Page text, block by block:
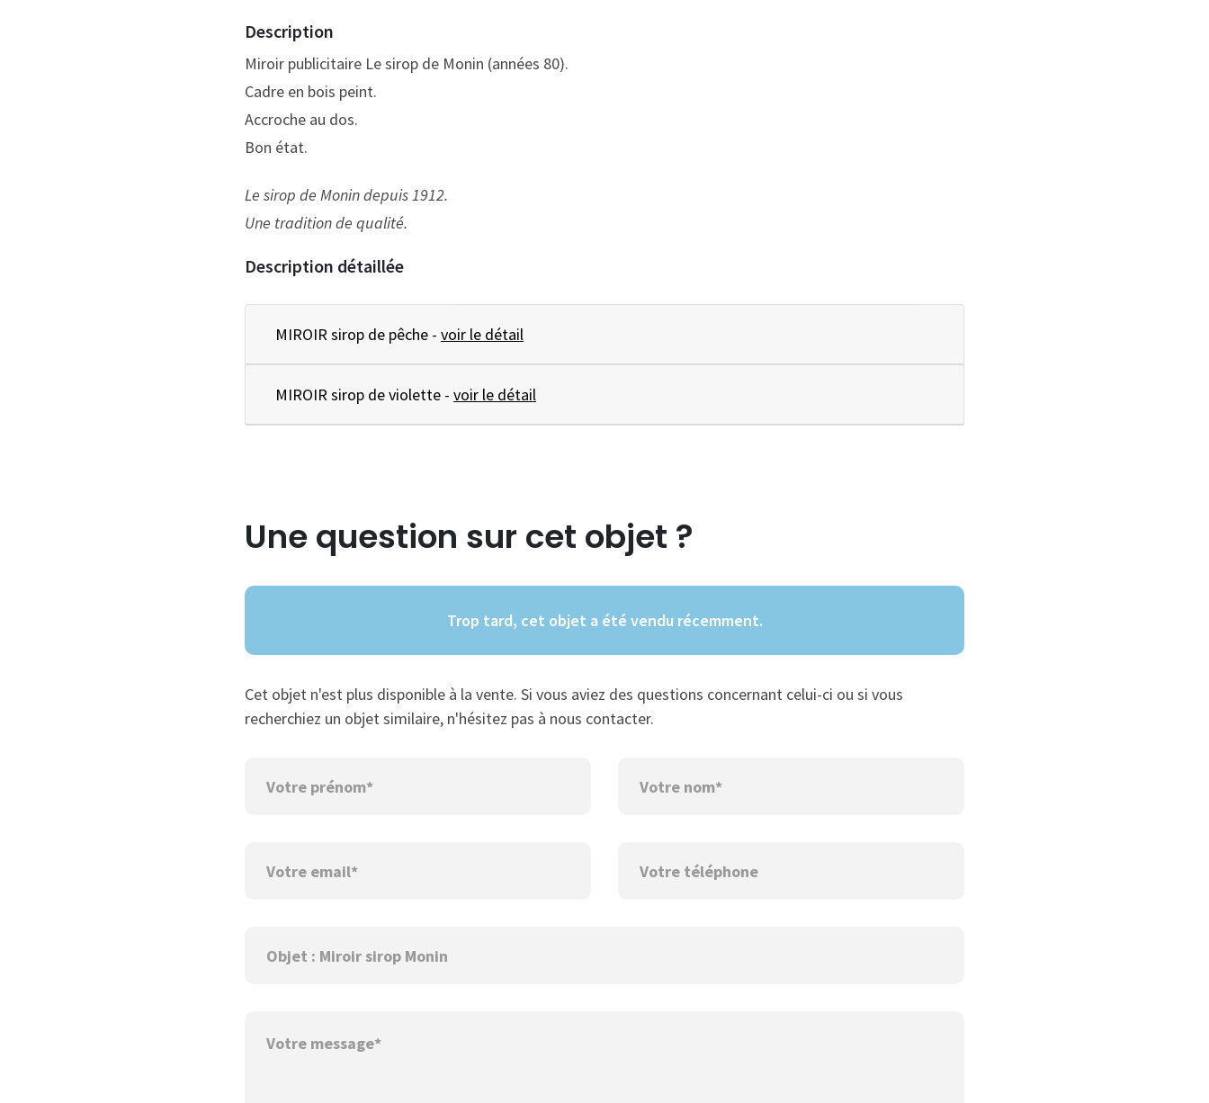
Description
Miroir publicitaire Le sirop de Monin (années 80).
Cadre en bois peint.
Accroche au dos.
Bon état.
Le sirop de Monin depuis 1912.
Une tradition de qualité.
Description détaillée
MIROIR sirop de pêche - voir le détail
MIROIR sirop de violette - voir le détail
Une question sur cet objet ?
Trop tard, cet objet a été vendu récemment.
Cet objet n'est plus disponible à la vente. Si vous aviez des questions concernant celui-ci ou si vous
recherchiez un objet similaire, n'hésitez pas à nous contacter.